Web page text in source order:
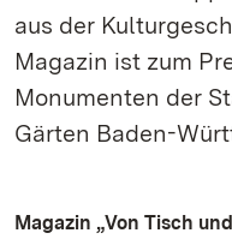
aus der
Magazin ist zum
Monumenten der
Gärten Baden-
Magazin „Von Tisch